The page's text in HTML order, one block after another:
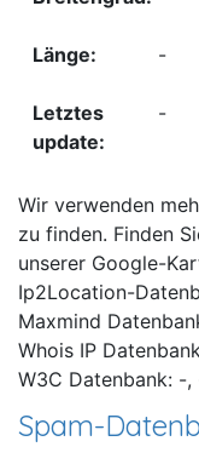
-
-
Wir verwenden
zu finden. Finden
unserer Google-
Ip2Location-
Maxmind
Whois IP
W3C Datenbank: -,
Spam-